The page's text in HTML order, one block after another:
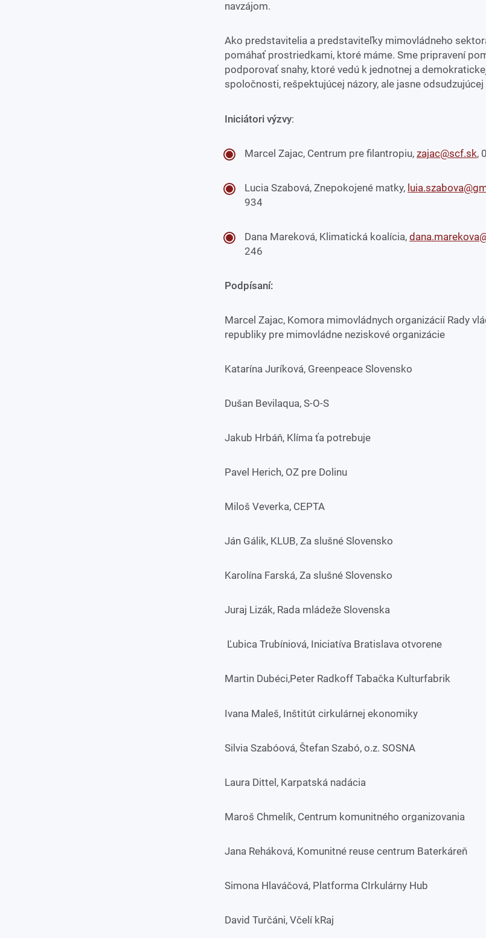
navzájom.
Ako predstavitelia a predstaviteľky mimovládneho
pomáhať prostriedkami, ktoré máme. Sme pripravení
podporovať snahy, ktoré vedú k jednotnej a
spoločnosti, rešpektujúcej názory, ale jasne odsudzujúcej
Iniciátori výzvy:
Marcel Zajac, Centrum pre filantropiu,zajac@scf.sk,
Lucia Szabová, Znepokojené matky,
934
Dana Mareková, Klimatická koalícia,
246
Podpísaní:
Marcel Zajac, Komora mimovládnych organizácií Rady
republiky pre mimovládne neziskové organizácie
Katarína Juríková, Greenpeace Slovensko
Dušan Bevilaqua, S-O-S
Jakub Hrbáň, Klíma ťa potrebuje
Pavel Herich, OZ pre Dolinu
Miloš Veverka, CEPTA
Ján Gálik, KLUB, Za slušné Slovensko
Karolína Farská, Za slušné Slovensko
Juraj Lizák, Rada mládeže Slovenska
Ľubica Trubíniová, Iniciatíva Bratislava otvorene
Martin Dubéci,Peter Radkoff Tabačka Kulturfabrik
Ivana Maleš, Inštitút cirkulárnej ekonomiky
Silvia Szabóová, Štefan Szabó, o.z. SOSNA
Laura Dittel, Karpatská nadácia
Maroš Chmelík, Centrum komunitného organizovania
Jana Reháková, Komunitné reuse centrum Baterkáreň
Simona Hlaváčová, Platforma CIrkulárny Hub
David Turčáni, Včelí kRaj